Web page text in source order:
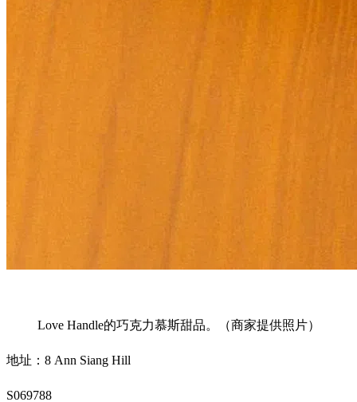
Love Handle的巧克力慕斯甜品。（商家提供照片）
地址：8 Ann Siang Hill
S069788